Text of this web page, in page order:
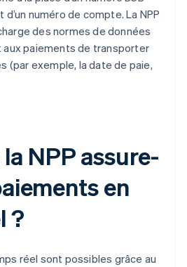
numéro de compte. La NPP
des normes de données
paiements de transporter
(par exemple, la date de paie,
NPP assure-
en
?
réel sont possibles grâce au